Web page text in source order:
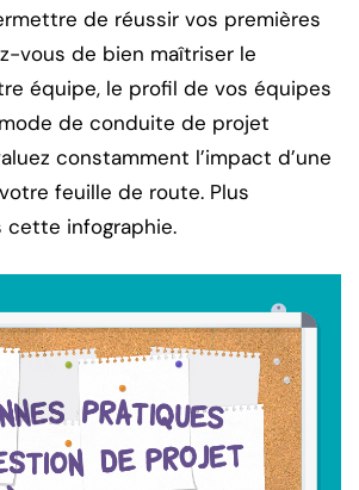
de réussir vos premières
vous de bien maîtriser le
équipe, le profil de vos équipes
de conduite de projet
constamment l’impact d’une
feuille de route. Plus
cette infographie.